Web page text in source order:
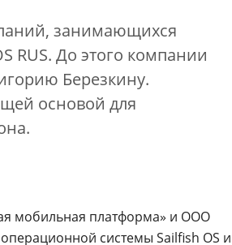
занимающихся
RUS. До этого компании
Березкину.
основой для
мобильная платформа» и ООО
системы Sailfish OS и